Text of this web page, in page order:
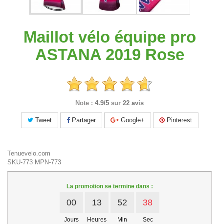
Maillot vélo équipe pro
ASTANA 2019 Rose
Note : 4.9/5 sur 22 avis
Tweet Partager Google+ Pinterest
Tenuevelo.com
SKU-773 MPN-773
La promotion se termine dans :
00
Jours
13
Heures
52
Min
38
Sec